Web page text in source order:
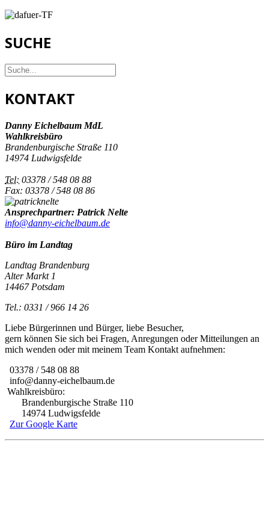
SUCHE
KONTAKT
Danny Eichelbaum MdL
Wahlkreisbüro
Brandenburgische Straße 110
14974 Ludwigsfelde
Tel: 03378 / 548 08 88
Fax: 03378 / 548 08 86
Ansprechpartner: Patrick Nelte
info@danny-eichelbaum.de
Büro im Landtag
Landtag Brandenburg
Alter Markt 1
14467 Potsdam
Tel.: 0331 / 966 14 26
Liebe Bürgerinnen und Bürger, liebe Besucher,
gern können Sie sich bei Fragen, Anregungen oder Mitteilungen an
mich wenden oder mit meinem Team Kontakt aufnehmen:
03378 / 548 08 88
info@danny-eichelbaum.de
Wahlkreisbüro:
Brandenburgische Straße 110
14974 Ludwigsfelde
Zur Google Karte